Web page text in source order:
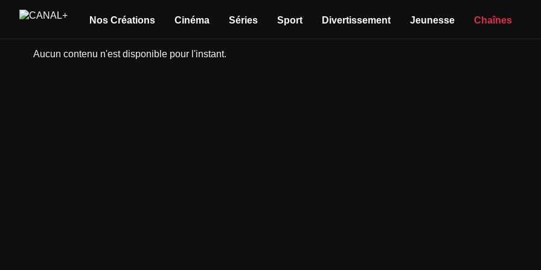
Nos Créations Cinéma Séries Sport Divertissement Jeunesse Chaînes
Aucun contenu n'est disponible pour l'instant.